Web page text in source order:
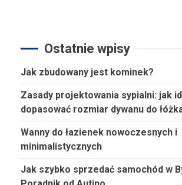
Ostatnie wpisy
Jak zbudowany jest kominek?
Zasady projektowania sypialni: jak
dopasować rozmiar dywanu do
Wanny do łazienek nowoczesnych i
minimalistycznych
Jak szybko sprzedać samochód w